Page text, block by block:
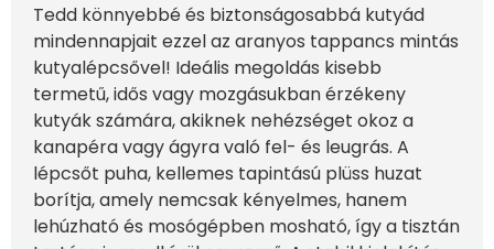
Tedd könnyebbé és biztonságosabbá kutyád
mindennapjait ezzel az aranyos tappancs mintás
kutyalépcsővel! Ideális megoldás kisebb
termetű, idős vagy mozgásukban érzékeny
kutyák számára, akiknek nehézséget okoz a
kanapéra vagy ágyra való fel- és leugrás. A
lépcsőt puha, kellemes tapintású plüss huzat
borítja, amely nemcsak kényelmes, hanem
lehúzható és mosógépben mosható, így a tisztán